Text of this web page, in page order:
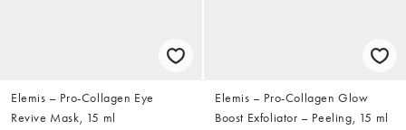
Elemis – Pro-Collagen Eye
Revive Mask, 15 ml
Elemis – Pro-Collagen Glow
Boost Exfoliator – Peeling, 15 ml